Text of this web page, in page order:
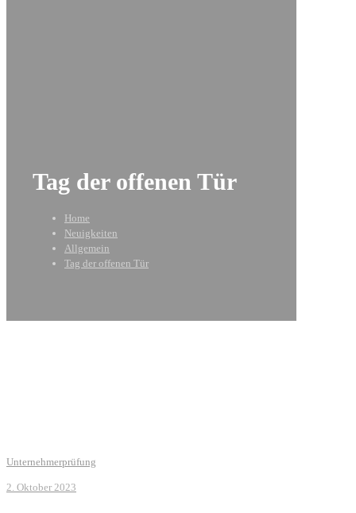
Tag der offenen Tür
Home
Neuigkeiten
Allgemein
Tag der offenen Tür
Unternehmerprüfung
2. Oktober 2023